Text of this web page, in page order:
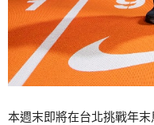
本週末即將在台北挑戰年